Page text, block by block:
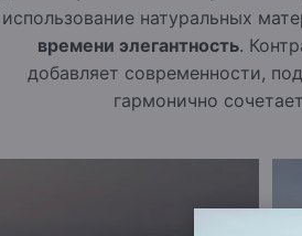
использование натуральных
времени элегантность.
добавляет современности,
гармонично